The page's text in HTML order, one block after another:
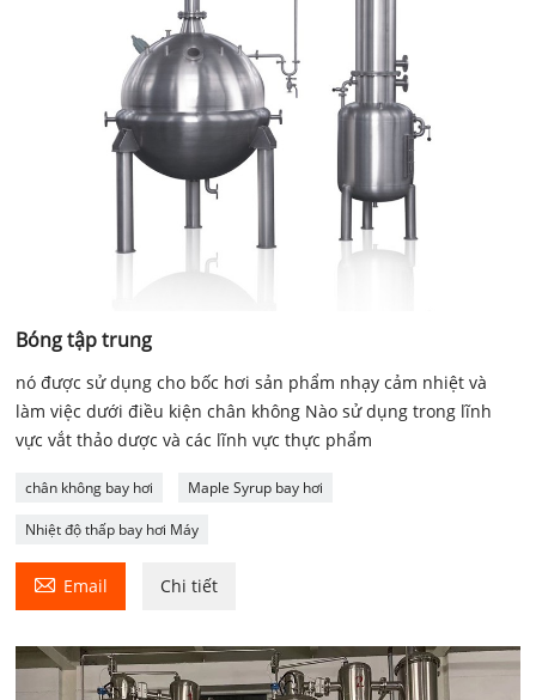
Bóng tập trung
nó được sử dụng cho bốc hơi sản phẩm nhạy cảm nhiệt và
làm việc dưới điều kiện chân không Nào sử dụng trong lĩnh
vực vắt thảo dược và các lĩnh vực thực phẩm
chân không bay hơi Maple Syrup bay hơi
Nhiệt độ thấp bay hơi Máy
 Email Chi tiết